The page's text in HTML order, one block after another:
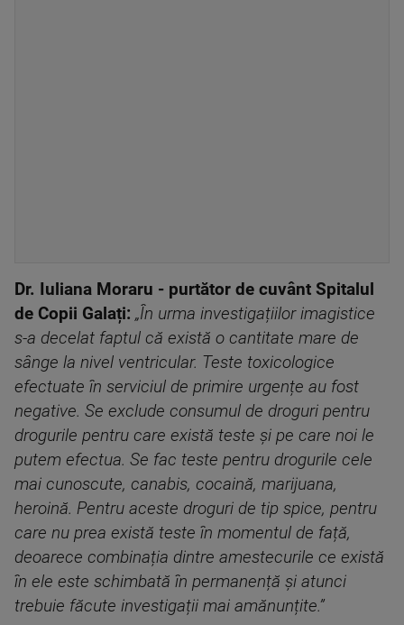
Dr. Iuliana Moraru - purtător de cuvânt Spitalul
de Copii Galați: „În urma investigațiilor imagistice
s-a decelat faptul că există o cantitate mare de
sânge la nivel ventricular. Teste toxicologice
efectuate în serviciul de primire urgențe au fost
negative. Se exclude consumul de droguri pentru
drogurile pentru care există teste și pe care noi le
putem efectua. Se fac teste pentru drogurile cele
mai cunoscute, canabis, cocaină, marijuana,
heroină. Pentru aceste droguri de tip spice, pentru
care nu prea există teste în momentul de față,
deoarece combinația dintre amestecurile ce există
în ele este schimbată în permanență și atunci
trebuie făcute investigații mai amănunțite.”